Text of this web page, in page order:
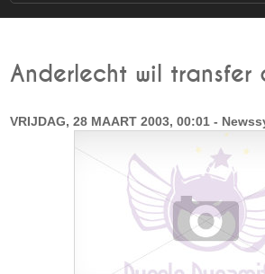
Anderlecht wil transfer
VRIJDAG, 28 MAART 2003, 00:01 -